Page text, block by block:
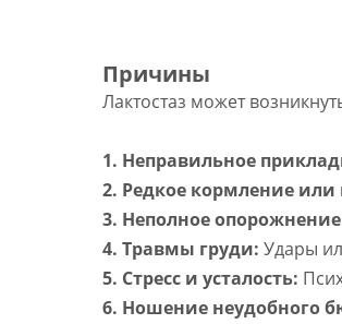
Причины
Лактостаз может
1. Неправильное
2. Редкое кормление
3. Неполное
4. Травмы груди: Удары
5. Стресс и усталость:
6. Ношение неудобного